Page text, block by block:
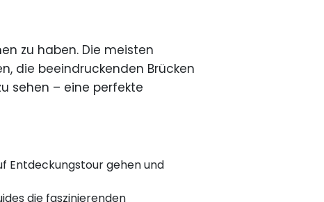
zu haben. Die meisten
die beeindruckenden Brücken
sehen – eine perfekte
Entdeckungstour gehen und
die faszinierenden